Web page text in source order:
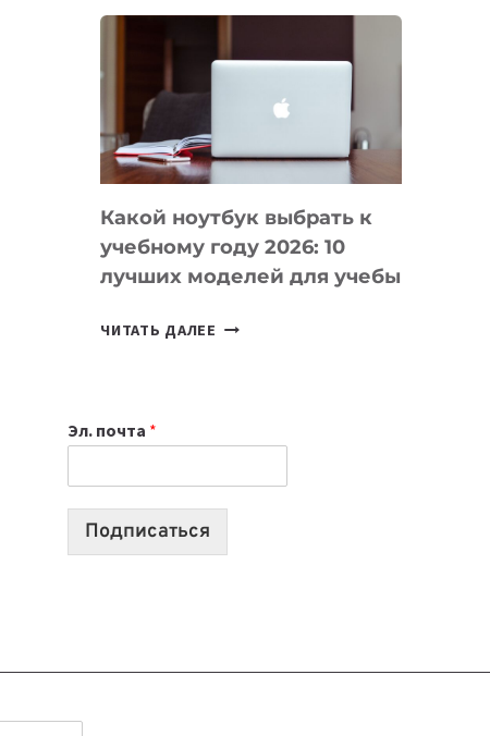
КОТОРЫЕ
СОЗДАВАТЬ
БЕЗ
КОДА
Какой ноутбук выбрать к
учебному году 2026: 10
лучших моделей для учебы
ЧИТАТЬ ДАЛЕЕ КАКОЙ
2026:
10
Эл. почта *
Подписаться